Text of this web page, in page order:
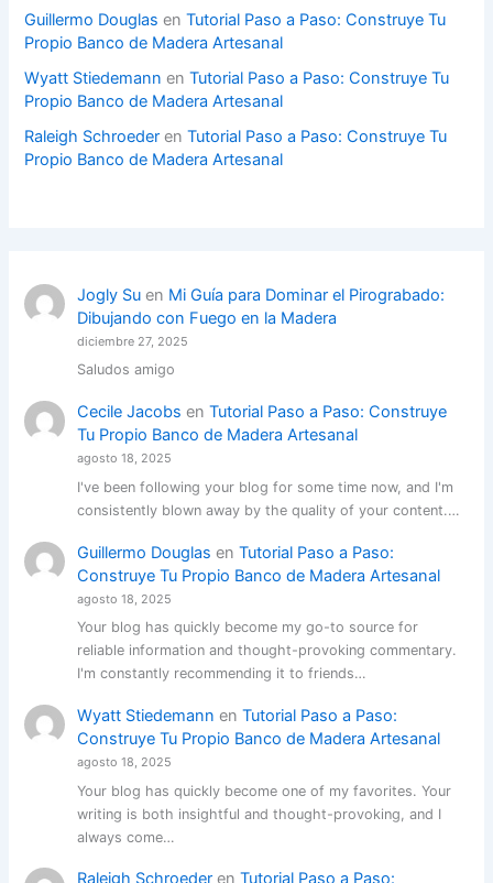
Guillermo Douglas enTutorial Paso a Paso: Construye Tu
Propio Banco de Madera Artesanal
Wyatt Stiedemann enTutorial Paso a Paso: Construye Tu
Propio Banco de Madera Artesanal
Raleigh Schroeder enTutorial Paso a Paso: Construye Tu
Propio Banco de Madera Artesanal
Jogly Suen Mi Guía para Dominar el Pirograbado:
Dibujando con Fuego en la Madera
diciembre 27, 2025
Saludos amigo
Cecile Jacobs en Tutorial Paso a Paso: Construye
Tu Propio Banco de Madera Artesanal
agosto 18, 2025
I've been following your blog for some time now, and I'm
consistently blown away by the quality of your content.…
Guillermo Douglas en Tutorial Paso a Paso:
Construye Tu Propio Banco de Madera Artesanal
agosto 18, 2025
Your blog has quickly become my go-to source for
reliable information and thought-provoking commentary.
I'm constantly recommending it to friends…
Wyatt Stiedemann en Tutorial Paso a Paso:
Construye Tu Propio Banco de Madera Artesanal
agosto 18, 2025
Your blog has quickly become one of my favorites. Your
writing is both insightful and thought-provoking, and I
always come…